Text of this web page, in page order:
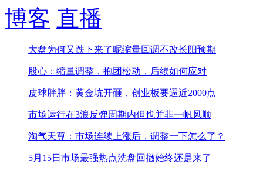
博客 直播
大盘为何又跌下来了呢缩量回调不改长阳预期
股心：缩量调整，抱团松动，后续如何应对
皮球胖胖：黄金坑开砸，创业板要逼近2000点
市场运行在3浪反弹周期内但也并非一帆风顺
淘气天尊：市场连续上涨后，调整一下怎么了？
5月15日市场最强热点洗盘回撤始终还是来了